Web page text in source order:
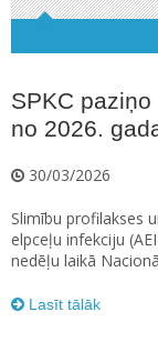
SPKC
no 2026.
30/03/2026
Slimību profilakses
elpceļu infekciju
nedēļu laikā
Lasīt tālāk